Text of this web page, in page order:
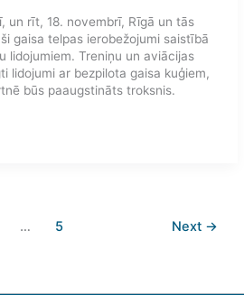
un rīt, 18. novembrī, Rīgā un tās
gaisa telpas ierobežojumi saistībā
lidojumiem. Treniņu un aviācijas
lidojumi ar bezpilota gaisa kuģiem,
būs paaugstināts troksnis.
… 5 Next →